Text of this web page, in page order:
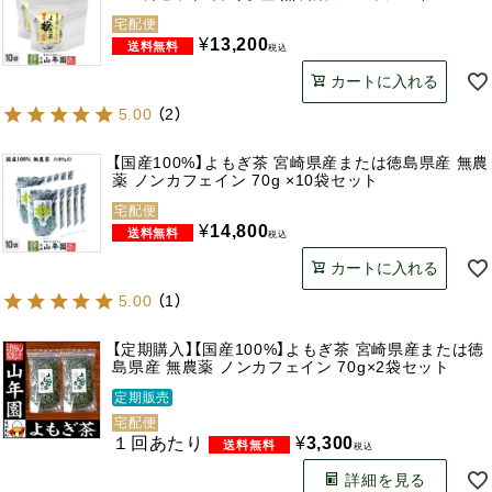
宅配便
¥13,200税込
カートに入れる
5.00 （2）
【国産100%】よもぎ茶 宮崎県産または徳島県産 無農
薬 ノンカフェイン 70g ×10袋セット
宅配便
¥14,800税込
カートに入れる
5.00 （1）
【定期購入】【国産100%】よもぎ茶 宮崎県産または徳
島県産 無農薬 ノンカフェイン 70g×2袋セット
定期販売
宅配便
１回あたり ¥3,300税込
詳細を見る